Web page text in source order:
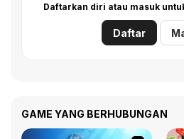
Daftarkan diri atau masuk
Daftar
GAME YANG BERHUBUNGAN